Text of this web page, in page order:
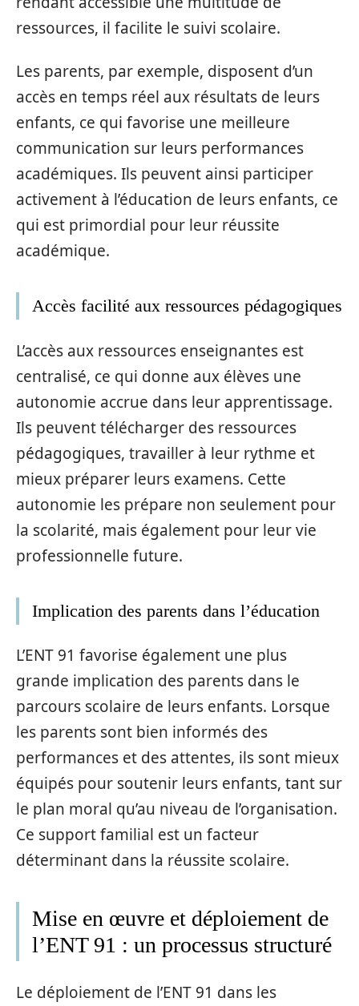
ressources, il facilite le suivi scolaire.
Les parents, par exemple, disposent d’un
accès en temps réel aux résultats de leurs
enfants, ce qui favorise une meilleure
communication sur leurs performances
académiques. Ils peuvent ainsi participer
activement à l’éducation de leurs enfants, ce
qui est primordial pour leur réussite
académique.
Accès facilité aux ressources pédagogiques
L’accès aux ressources enseignantes est
centralisé, ce qui donne aux élèves une
autonomie accrue dans leur apprentissage.
Ils peuvent télécharger des ressources
pédagogiques, travailler à leur rythme et
mieux préparer leurs examens. Cette
autonomie les prépare non seulement pour
la scolarité, mais également pour leur vie
professionnelle future.
Implication des parents dans l’éducation
L’ENT 91 favorise également une plus
grande implication des parents dans le
parcours scolaire de leurs enfants. Lorsque
les parents sont bien informés des
performances et des attentes, ils sont mieux
équipés pour soutenir leurs enfants, tant sur
le plan moral qu’au niveau de l’organisation.
Ce support familial est un facteur
déterminant dans la réussite scolaire.
Mise en œuvre et déploiement de
l’ENT 91 : un processus structuré
Le déploiement de l’ENT 91 dans les